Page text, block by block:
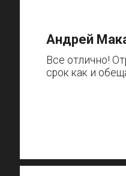
Андрей
Все отлично!
срок как и